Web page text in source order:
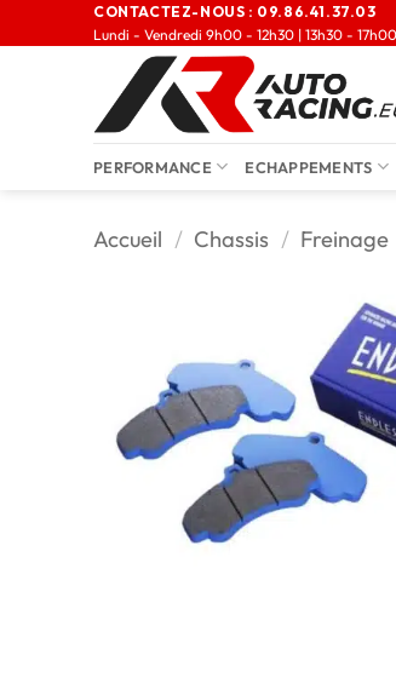
CONTACTEZ-NOUS : 09.86.41.37.03
Lundi - Vendredi 9h00 - 12h30 | 13h30 - 17h00
PERFORMANCE ECHAPPEMENTS
Accueil / Chassis / Freinage